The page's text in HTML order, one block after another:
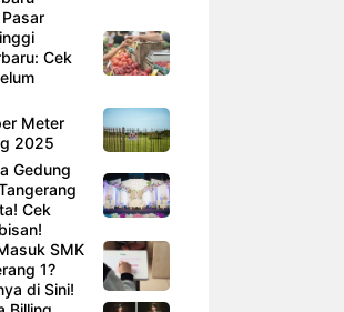
Cek
Meter
2025
Gedung
Cek
SMK
1?
di Sini!